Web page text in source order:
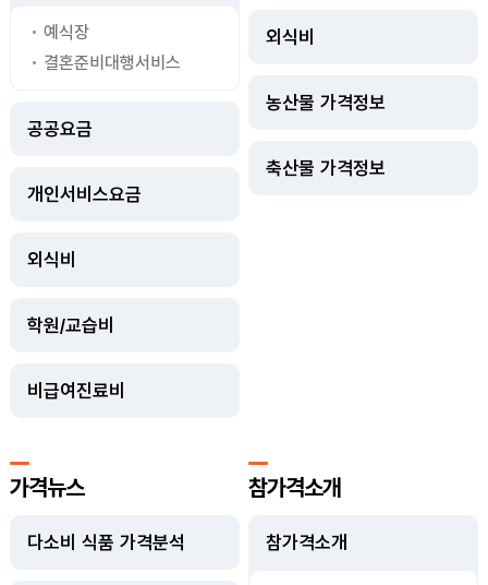
예식장
결혼준비대행서비스
공공요금
개인서비스요금
외식비
학원/교습비
비급여진료비
외식비
농산물 가격정보
축산물 가격정보
가격뉴스
다소비 식품 가격분석
참가격소개
참가격소개